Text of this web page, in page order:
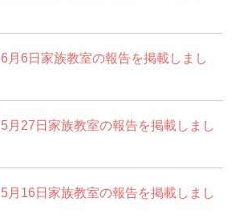
6月6 日家族教室の報告を掲載しまし
5月27 日家族教室の報告を掲載しまし
5月16 日家族教室の報告を掲載しまし